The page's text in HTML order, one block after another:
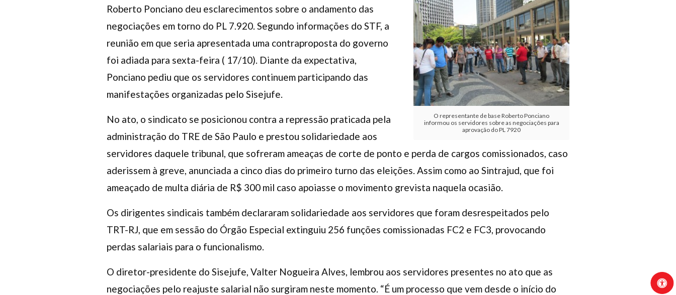
O representante de base Roberto Ponciano
informou os servidores sobre as negociações para
aprovação do PL 7920
Roberto Ponciano deu esclarecimentos sobre o andamento das
negociações em torno do PL 7.920. Segundo informações do STF, a
reunião em que seria apresentada uma contraproposta do governo
foi adiada para sexta-feira ( 17/10). Diante da expectativa,
Ponciano pediu que os servidores continuem participando das
manifestações organizadas pelo Sisejufe.
No ato, o sindicato se posicionou contra a repressão praticada pela
administração do TRE de São Paulo e prestou solidariedade aos
servidores daquele tribunal, que sofreram ameaças de corte de ponto e perda de cargos comissionados, caso
aderissem à greve, anunciada a cinco dias do primeiro turno das eleições. Assim como ao Sintrajud, que foi
ameaçado de multa diária de R$ 300 mil caso apoiasse o movimento grevista naquela ocasião.
Os dirigentes sindicais também declararam solidariedade aos servidores que foram desrespeitados pelo
TRT-RJ, que em sessão do Órgão Especial extinguiu 256 funções comissionadas FC2 e FC3, provocando
perdas salariais para o funcionalismo.
O diretor-presidente do Sisejufe, Valter Nogueira Alves, lembrou aos servidores presentes no ato que as
negociações pelo reajuste salarial não surgiram neste momento. “É um processo que vem desde o início do